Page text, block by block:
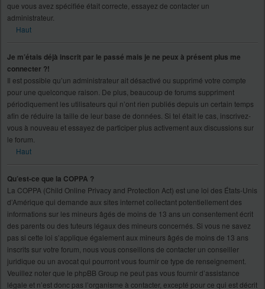
que vous avez spécifiée était correcte, essayez de contacter un
administrateur.
Haut
Je m’étais déjà inscrit par le passé mais je ne peux à présent plus me
connecter ?!
Il est possible qu’un administrateur ait désactivé ou supprimé votre compte
pour une quelconque raison. De plus, beaucoup de forums suppriment
périodiquement les utilisateurs qui n’ont rien publiés depuis un certain temps
afin de réduire la taille de leur base de données. Si tel était le cas, inscrivez-
vous à nouveau et essayez de participer plus activement aux discussions sur
le forum.
Haut
Qu’est-ce que la COPPA ?
La COPPA (Child Online Privacy and Protection Act) est une loi des États-Unis
d’Amérique qui demande aux sites internet collectant potentiellement des
informations sur les mineurs âgés de moins de 13 ans un consentement écrit
des parents ou des tuteurs légaux des mineurs concernés. Si vous ne savez
pas si cette loi s’applique également aux mineurs âgés de moins de 13 ans
inscrits sur votre forum, nous vous conseillons de contacter un conseiller
juridique ou un avocat qui pourront vous fournir ce type de renseignement.
Veuillez noter que le phpBB Group ne peut pas vous fournir d’assistance
légale et n’est donc pas l’organisme à contacter, excepté pour ce qui est décrit